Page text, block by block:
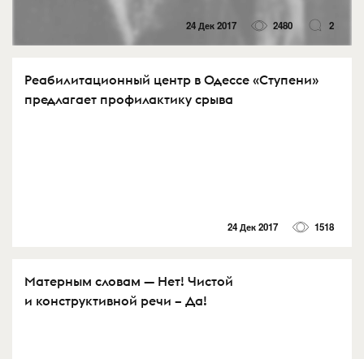
24 Дек 2017 2480 2
Реабилитационный центр в Одессе «Ступени»
предлагает профилактику срыва
24 Дек 2017 1518
Матерным словам — Нет! Чистой
и конструктивной речи – Да!